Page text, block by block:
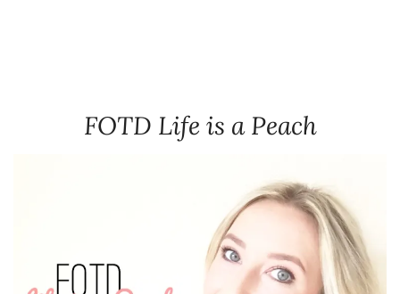
FOTD Life is a Peach